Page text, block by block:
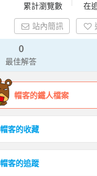
累計瀏覽數
在
站內簡訊
0
最佳解答
帽客的鐵人檔案
帽客的收藏
帽客的追蹤